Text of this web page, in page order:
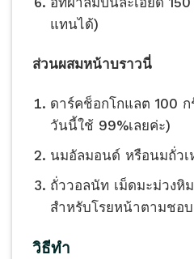
แทนได้)
ส่วนผสมหน้าบราวนี่
ดาร์ค​ช็อกโกแลต​ 100 ก
วันนี้ใช้ 99%เลยค่ะ)
นมอัลมอนด์ หรือนมถั่วเ
ถั่ววอลนัท เม็ดมะม่วง
สำหรับ​โรยหน้าตามชอบ
วิธีทำ